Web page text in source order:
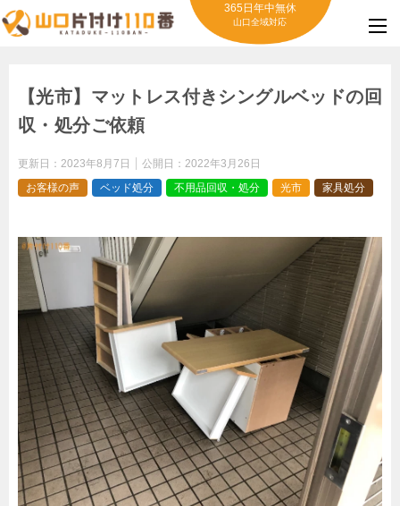
365日年中無休
山口全域対応
【光市】マットレス付きシングルベッドの回
収・処分ご依頼
更新日： 2023年8月7日 公開日： 2022年3月26日
お客様の声
ベッド処分 不用品回収・処分 光市 家具処分